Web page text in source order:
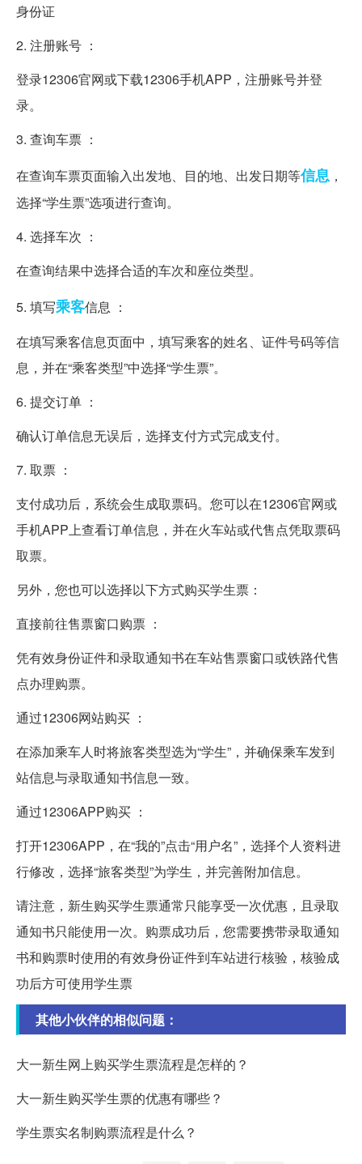
身份证
2. 注册账号 ：
登录12306官网或下载12306手机APP，注册账号并登
录。
3. 查询车票 ：
在查询车票页面输入出发地、目的地、出发日期等信息 ，
选择“学生票”选项进行查询。
4. 选择车次 ：
在查询结果中选择合适的车次和座位类型。
5. 填写乘客信息 ：
在填写乘客信息页面中，填写乘客的姓名、证件号码等信
息，并在“乘客类型”中选择“学生票”。
6. 提交订单 ：
确认订单信息无误后，选择支付方式完成支付。
7. 取票 ：
支付成功后，系统会生成取票码。您可以在12306官网或
手机APP上查看订单信息，并在火车站或代售点凭取票码
取票。
另外，您也可以选择以下方式购买学生票：
直接前往售票窗口购票 ：
凭有效身份证件和录取通知书在车站售票窗口或铁路代售
点办理购票。
通过12306网站购买 ：
在添加乘车人时将旅客类型选为“学生”，并确保乘车发到
站信息与录取通知书信息一致。
通过12306APP购买 ：
打开12306APP，在“我的”点击“用户名”，选择个人资料进
行修改，选择“旅客类型”为学生，并完善附加信息。
请注意，新生购买学生票通常只能享受一次优惠，且录取
通知书只能使用一次。购票成功后，您需要携带录取通知
书和购票时使用的有效身份证件到车站进行核验，核验成
功后方可使用学生票
其他小伙伴的相似问题：
大一新生网上购买学生票流程是怎样的？
大一新生购买学生票的优惠有哪些？
学生票实名制购票流程是什么？